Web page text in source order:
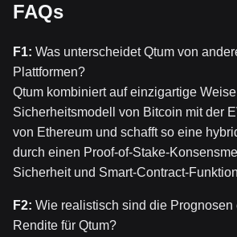
FAQs
F1: Was unterscheidet Qtum von
Plattformen?
Qtum kombiniert auf einzigartige
Sicherheitsmodell von Bitcoin mit der
von Ethereum und schafft so eine
durch einen Proof-of-Stake-
Sicherheit und Smart-Contract-
F2: Wie realistisch sind die Prognosen
Rendite für Qtum?